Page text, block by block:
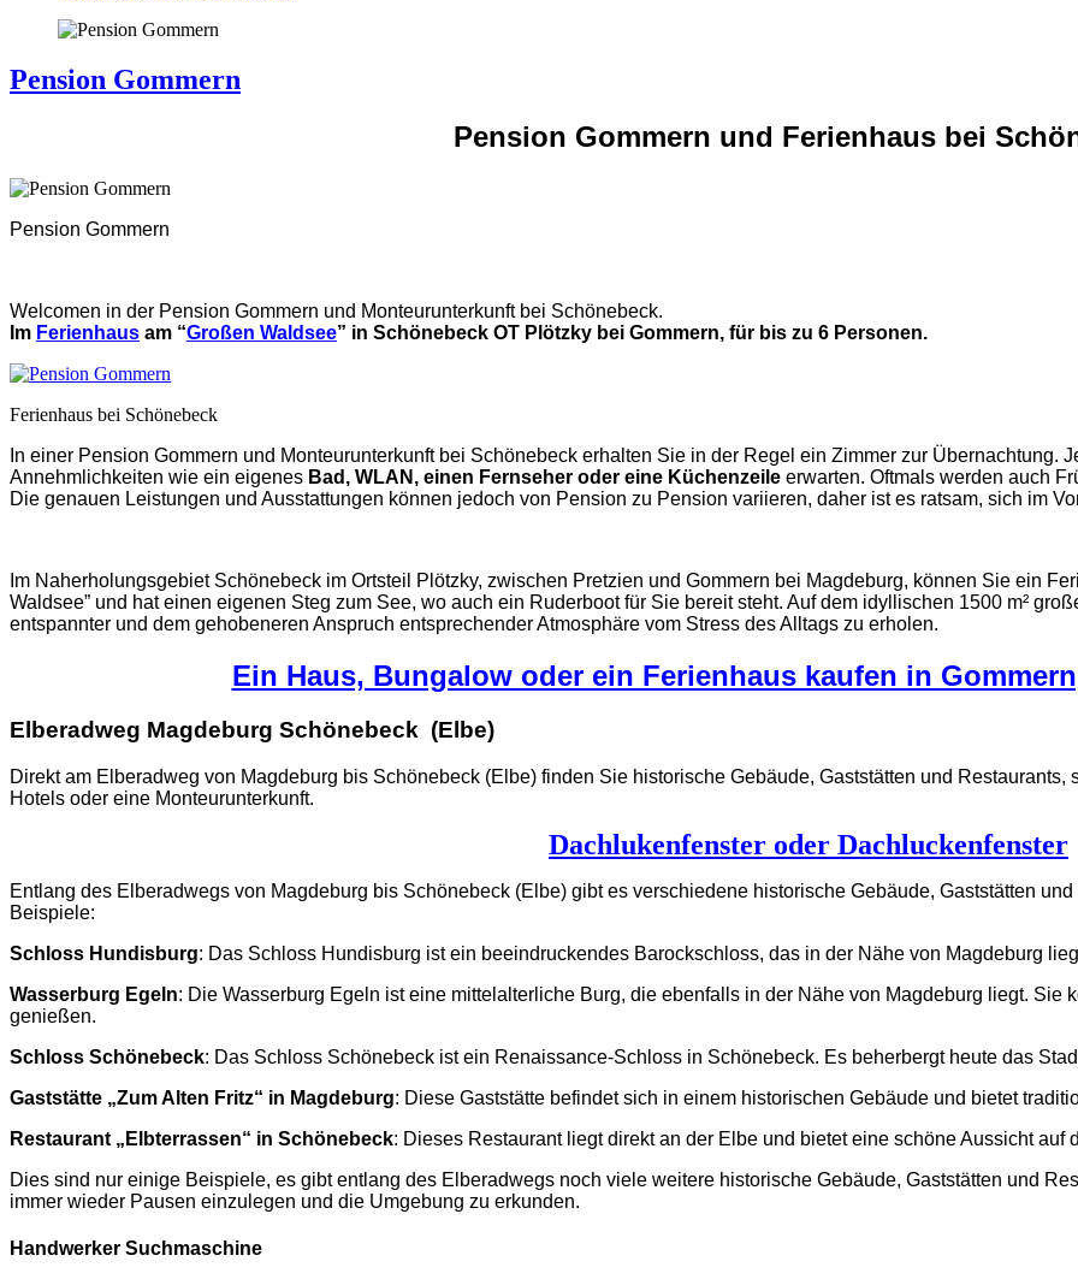
Pension Gommern
Pension Gommern und Ferienhaus bei
Pension Gommern
Welcomen in der Pension Gommern und Monteurunterkunft bei Schönebeck.
Im Ferienhaus am “Großen Waldsee” in Schönebeck OT Plötzky bei Gommern, für bis zu 6 Personen.
Ferienhaus bei Schönebeck
In einer Pension Gommern und Monteurunterkunft bei Schönebeck erhalten Sie in der Regel ein Zimmer zur Übernachtung.
Annehmlichkeiten wie ein eigenes Bad, WLAN, einen Fernseher oder eine Küchenzeile erwarten. Oftmals werden auch
Die genauen Leistungen und Ausstattungen können jedoch von Pension zu Pension variieren, daher ist es ratsam, sich im
Im Naherholungsgebiet Schönebeck im Ortsteil Plötzky, zwischen Pretzien und Gommern bei Magdeburg, können Sie ein
Waldsee” und hat einen eigenen Steg zum See, wo auch ein Ruderboot für Sie bereit steht. Auf dem idyllischen 1500 m²
entspannter und dem gehobeneren Anspruch entsprechender Atmosphäre vom Stress des Alltags zu erholen.
Ein Haus, Bungalow oder ein Ferienhaus kaufen in
E lberadweg Magdeburg Schönebeck (Elbe)
Direkt am Elberadweg von Magdeburg bis Schönebeck (Elbe) finden Sie historische Gebäude, Gaststätten und
Hotels oder eine Monteurunterkunft.
Dachlukenfenster oder Dachluckenfenster
Entlang des Elberadwegs von Magdeburg bis Schönebeck (Elbe) gibt es verschiedene historische Gebäude, Gaststätten
Beispiele:
Schloss Hundisburg: Das Schloss Hundisburg ist ein beeindruckendes Barockschloss, das in der Nähe von Magdeburg
Wasserburg Egeln: Die Wasserburg Egeln ist eine mittelalterliche Burg, die ebenfalls in der Nähe von Magdeburg liegt.
genießen.
Schloss Schönebeck: Das Schloss Schönebeck ist ein Renaissance-Schloss in Schönebeck. Es beherbergt heute das
Gaststätte „Zum Alten Fritz“ in Magdeburg: Diese Gaststätte befindet sich in einem historischen Gebäude und bietet
Restaurant „Elbterrassen“ in Schönebeck: Dieses Restaurant liegt direkt an der Elbe und bietet eine schöne Aussicht
Dies sind nur einige Beispiele, es gibt entlang des Elberadwegs noch viele weitere historische Gebäude, Gaststätten und
immer wieder Pausen einzulegen und die Umgebung zu erkunden.
Handwerker Suchmaschine